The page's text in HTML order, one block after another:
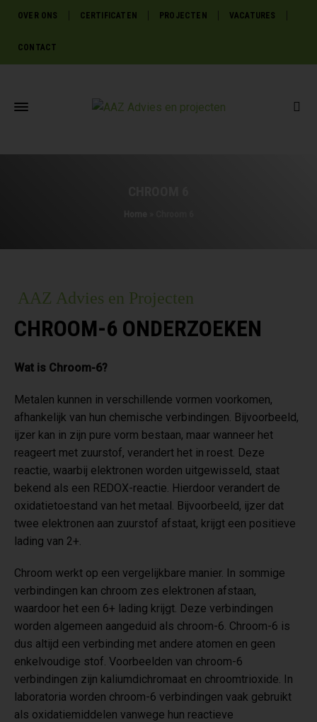
OVER ONS CERTIFICATEN PROJECTEN VACATURES
CONTACT
AAZ Advies en Projecten
CHROOM-6 ONDERZOEKEN
Wat is Chroom-6?
Metalen kunnen in verschillende vormen voorkomen,
afhankelijk van hun chemische verbindingen. Bijvoorbeeld,
ijzer kan in zijn pure vorm bestaan, maar wanneer het
reageert met zuurstof, verandert het in roest. Deze
reactie, waarbij elektronen worden uitgewisseld, staat
bekend als een REDOX-reactie. Hierdoor verandert de
oxidatietoestand van het metaal. Bijvoorbeeld, ijzer dat
twee elektronen aan zuurstof afstaat, krijgt een positieve
lading van 2+.
Chroom werkt op een vergelijkbare manier. In sommige
verbindingen kan chroom zes elektronen afstaan,
waardoor het een 6+ lading krijgt. Deze verbindingen
worden algemeen aangeduid als chroom-6. Chroom-6 is
dus altijd een verbinding met andere atomen en geen
enkelvoudige stof. Voorbeelden van chroom-6
verbindingen zijn kaliumdichromaat en chroomtrioxide. In
laboratoria worden chroom-6 verbindingen vaak gebruikt
als oxidatiemiddelen vanwege hun reactieve